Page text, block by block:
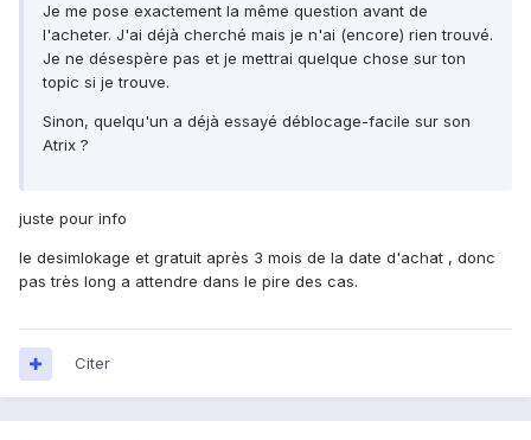
Je me pose exactement la même question avant de
l'acheter. J'ai déjà cherché mais je n'ai (encore) rien trouvé.
Je ne désespère pas et je mettrai quelque chose sur ton
topic si je trouve.
Sinon, quelqu'un a déjà essayé déblocage-facile sur son
Atrix ?
juste pour info
le desimlokage et gratuit après 3 mois de la date d'achat , donc
pas très long a attendre dans le pire des cas.
Citer